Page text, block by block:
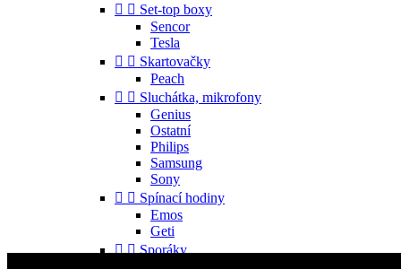
  Set-top boxy
Sencor
Tesla
  Skartovačky
Peach
  Sluchátka, mikrofony
Genius
Ostatní
Philips
Samsung
Sony
  Spínací hodiny
Emos
Geti
  Sporáky